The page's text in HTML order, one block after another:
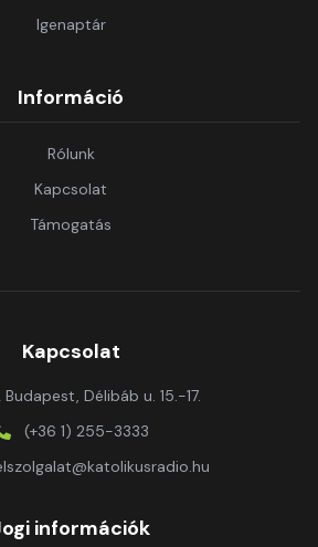
Igenaptár
Információ
Rólunk
Kapcsolat
Támogatás
Kapcsolat
Budapest, Délibáb u. 15.-17.
(+36 1) 255-3333
információk